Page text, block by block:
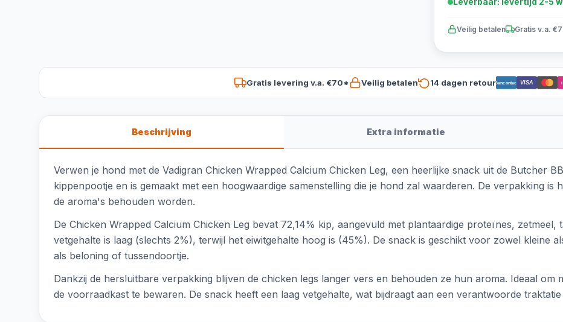
Veilig betalen Gratis v.a.
Gratis levering v.a. €70* Veilig betalen 14 dagen retourBancontact VISA
Beschrijving Extra informatie
Verwen je hond met de Vadigran Chicken Wrapped Calcium Chicken Leg, een heerlijke snack uit de Butcher
kippenpootje en is gemaakt met een hoogwaardige samenstelling die je hond zal waarderen. De verpakking is
de aroma's behouden worden.
De Chicken Wrapped Calcium Chicken Leg bevat 72,14% kip, aangevuld met plantaardige proteïnes,
vetgehalte is laag (slechts 2%), terwijl het eiwitgehalte hoog is (45%). De snack is geschikt voor zowel kleine
als beloning of tussendoortje.
Dankzij de hersluitbare verpakking blijven de chicken legs langer vers en behouden ze hun aroma. Ideaal om
de voorraadkast te bewaren. De snack heeft een laag vetgehalte, wat bijdraagt aan een verantwoorde